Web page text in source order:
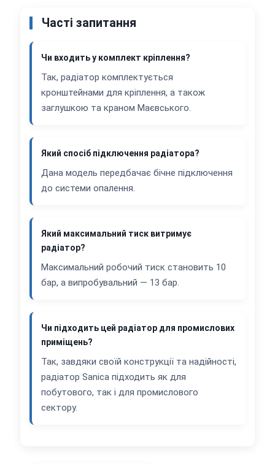
Часті запитання
Чи входить у комплект кріплення?
Так, радіатор комплектується
кронштейнами для кріплення, а також
заглушкою та краном Маєвського.
Який спосіб підключення радіатора?
Дана модель передбачає бічне підключення
до системи опалення.
Який максимальний тиск витримує
радіатор?
Максимальний робочий тиск становить 10
бар, а випробувальний — 13 бар.
Чи підходить цей радіатор для промислових
приміщень?
Так, завдяки своїй конструкції та надійності,
радіатор Sanica підходить як для
побутового, так і для промислового
сектору.